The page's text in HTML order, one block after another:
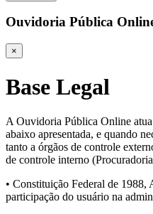
Ouvidoria Pública
×
Base Legal
A Ouvidoria Pública Online
abaixo apresentada, e quando
tanto a órgãos de controle
de controle interno
• Constituição Federal de 1988,
participação do usuário na